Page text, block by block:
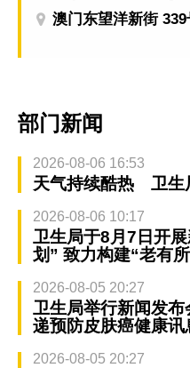
澳门东望洋新街
部门新闻
2026-08-06 16:53
天气持续酷热 卫生
2026-08-06 10:17
卫生局于8月7日开
划” 致力构建“老有
2026-08-05 20:27
卫生局举行新闻发
递预防皮肤癌健康讯
2026-08-05 20:27